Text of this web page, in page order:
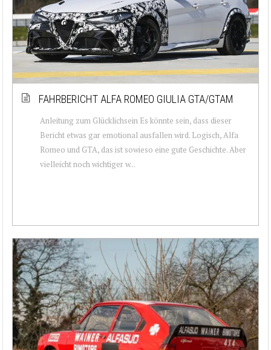
FAHRBERICHT ALFA ROMEO GIULIA GTA/GTAM
Anleitung zum Glücklichsein Es könnte sein, dass dieser
Bericht etwas gar emotional ausfallen wird. Logisch, Alfa
Romeo und GTA, das ist sowieso eine gute Geschichte. Aber
vielleicht noch wichtiger w...